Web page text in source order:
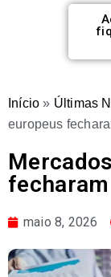
Início » Últimas
europeus
maio 8, 2026